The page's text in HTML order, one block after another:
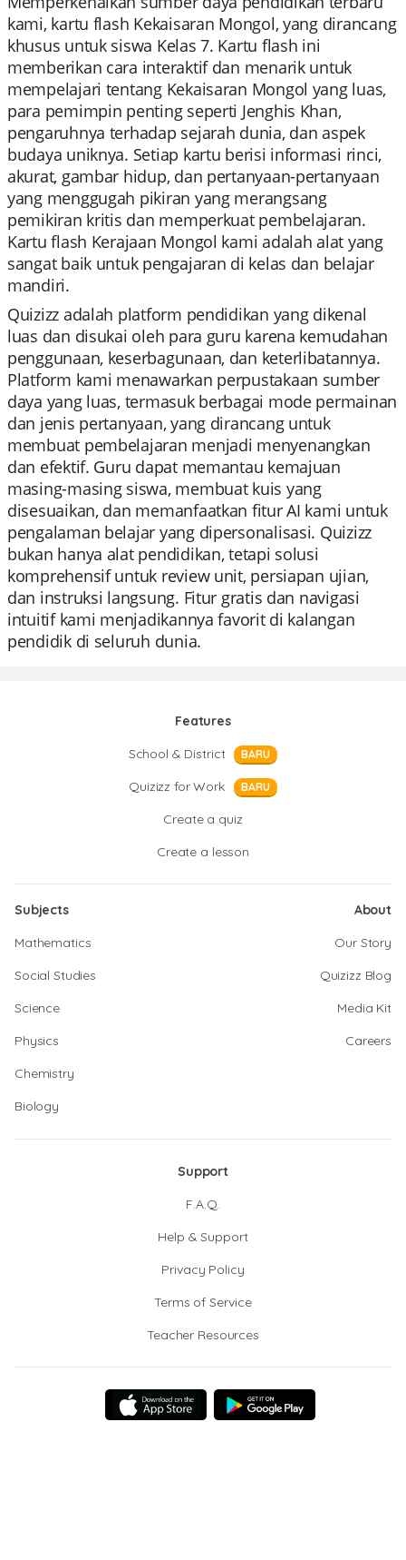
kami, kartu flash Kekaisaran Mongol, yang dirancang
khusus untuk siswa Kelas 7. Kartu flash ini
memberikan cara interaktif dan menarik untuk
mempelajari tentang Kekaisaran Mongol yang luas,
para pemimpin penting seperti Jenghis Khan,
pengaruhnya terhadap sejarah dunia, dan aspek
budaya uniknya. Setiap kartu berisi informasi rinci,
akurat, gambar hidup, dan pertanyaan-pertanyaan
yang menggugah pikiran yang merangsang
pemikiran kritis dan memperkuat pembelajaran.
Kartu flash Kerajaan Mongol kami adalah alat yang
sangat baik untuk pengajaran di kelas dan belajar
mandiri.
Quizizz adalah platform pendidikan yang dikenal
luas dan disukai oleh para guru karena kemudahan
penggunaan, keserbagunaan, dan keterlibatannya.
Platform kami menawarkan perpustakaan sumber
daya yang luas, termasuk berbagai mode permainan
dan jenis pertanyaan, yang dirancang untuk
membuat pembelajaran menjadi menyenangkan
dan efektif. Guru dapat memantau kemajuan
masing-masing siswa, membuat kuis yang
disesuaikan, dan memanfaatkan fitur AI kami untuk
pengalaman belajar yang dipersonalisasi. Quizizz
bukan hanya alat pendidikan, tetapi solusi
komprehensif untuk review unit, persiapan ujian,
dan instruksi langsung. Fitur gratis dan navigasi
intuitif kami menjadikannya favorit di kalangan
pendidik di seluruh dunia.
Features
School & District
BARU
Quizizz for Work BARU
Create a quiz
Create a lesson
Subjects
Mathematics
Social Studies
Science
Physics
Chemistry
Biology
About
Our Story
Quizizz Blog
Media Kit
Careers
Support
F.A.Q.
Help & Support
Privacy Policy
Terms of Service
Teacher Resources